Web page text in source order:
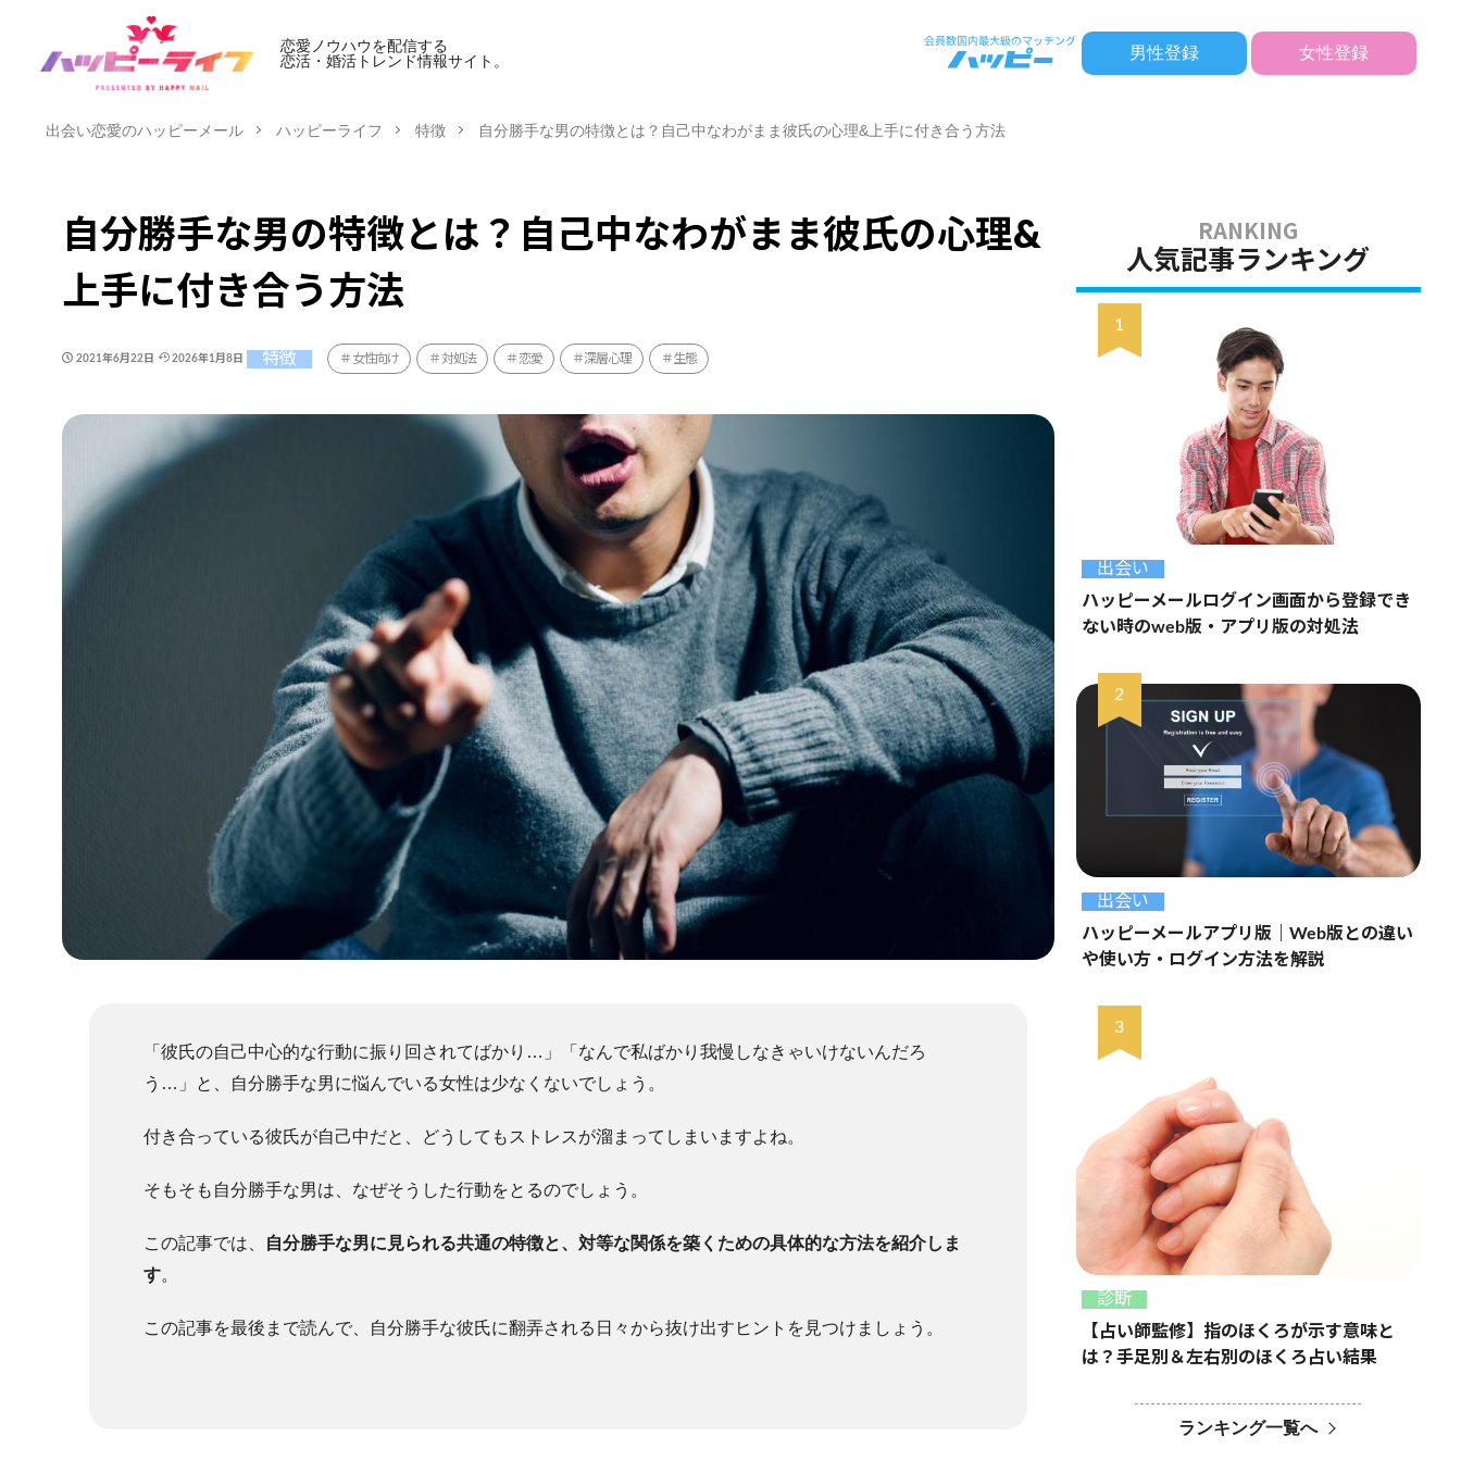
恋愛ノウハウを配信する
恋活・婚活トレンド情報サイト。
男性登録 女性登録
出会い恋愛のハッピーメール ハッピーライフ 特徴 自分勝手な男の特徴とは？自己中なわがまま彼氏の心理&上手に付き合う方法
自分勝手な男の特徴とは？自己中なわがまま彼氏の心理&
上手に付き合う方法
2021年6月22日 2026年1月8日 特徴 女性向け 対処法 恋愛 深層心理 生態
「彼氏の自己中心的な行動に振り回されてばかり…」「なんで私ばかり我慢しなきゃいけないんだろ
う…」と、自分勝手な男に悩んでいる女性は少なくないでしょう。
付き合っている彼氏が自己中だと、どうしてもストレスが溜まってしまいますよね。
そもそも自分勝手な男は、なぜそうした行動をとるのでしょう。
この記事では、
自分勝手な男に見られる共通の特徴と、対等な関係を築くための具体的な方法を紹介しま
す。
この記事を最後まで読んで、自分勝手な彼氏に翻弄される日々から抜け出すヒントを見つけましょう。
人気記事ランキング
出会い
ハッピーメールログイン画面から登録でき
ない時のweb版・アプリ版の対処法
出会い
ハッピーメールアプリ版｜Web版との違い
や使い方・ログイン方法を解説
診断
【占い師監修】指のほくろが示す意味と
は？手足別＆左右別のほくろ占い結果
ランキング一覧へ